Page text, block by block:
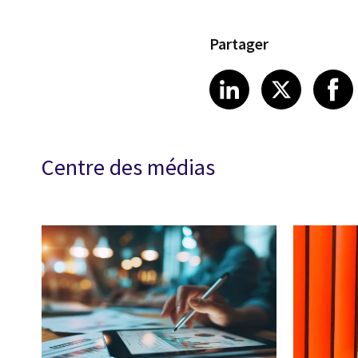
Partager
Share article
LinkedIn
Share
X
Centre des médias